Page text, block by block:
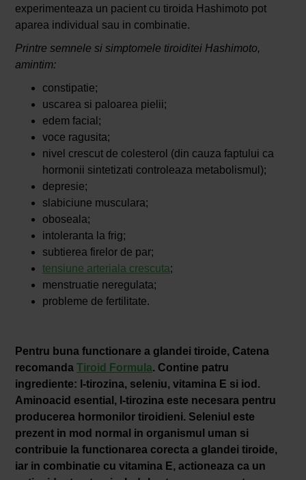
experimenteaza un pacient cu tiroida Hashimoto pot
aparea individual sau in combinatie.
Printre semnele si simptomele tiroiditei Hashimoto,
amintim:
constipatie;
uscarea si paloarea pielii;
edem facial;
voce ragusita;
nivel crescut de colesterol (din cauza faptului ca
hormonii sintetizati controleaza metabolismul);
depresie;
slabiciune musculara;
oboseala;
intoleranta la frig;
subtierea firelor de par;
tensiune arteriala crescuta;
menstruatie neregulata;
probleme de fertilitate.
Pentru buna functionare a glandei tiroide, Catena
recomanda Tiroid Formula. Contine patru
ingrediente: l-tirozina, seleniu, vitamina E si iod.
Aminoacid esential, l-tirozina este necesara pentru
producerea hormonilor tiroidieni. Seleniul este
prezent in mod normal in organismul uman si
contribuie la functionarea corecta a glandei tiroide,
iar in combinatie cu vitamina E, actioneaza ca un